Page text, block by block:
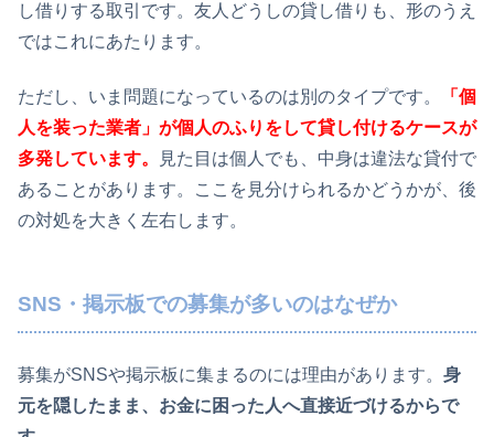
し借りする取引です。友人どうしの貸し借りも、形のうえ
ではこれにあたります。
ただし、いま問題になっているのは別のタイプです。
「個
人を装った業者」が個人のふりをして貸し付けるケースが
多発しています。
見た目は個人でも、中身は違法な貸付で
あることがあります。ここを見分けられるかどうかが、後
の対処を大きく左右します。
SNS・掲示板での募集が多いのはなぜか
募集がSNSや掲示板に集まるのには理由があります。 身
元を隠したまま、お金に困った人へ直接近づけるからで